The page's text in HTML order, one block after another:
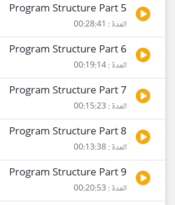
Program Structure Part 5
المدة : 00:28:41
Program Structure Part 6
المدة : 00:19:14
Program Structure Part 7
المدة : 00:15:23
Program Structure Part 8
المدة : 00:13:38
Program Structure Part 9
المدة : 00:20:53